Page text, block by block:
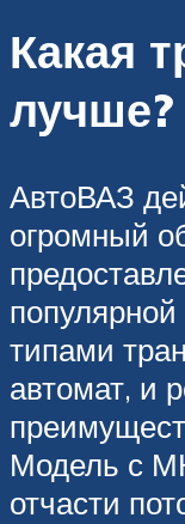
Какая
лучше?
АвтоВАЗ
огромный
типами
автомат, и
Модель с
отчасти